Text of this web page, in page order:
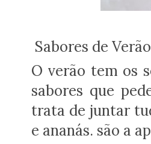
Sabores de
O verão tem os
sabores que
trata de juntar
e ananás. são a